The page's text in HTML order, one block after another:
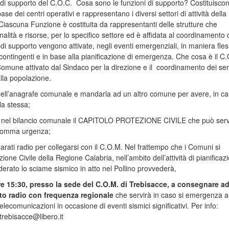
supporto del C.O.C. Cosa sono le funzioni di supporto?
dei centri operativi e rappresentano i diversi settori di attività della
Funzione è costituita da rappresentanti delle strutture che
e risorse, per lo specifico settore ed è affidata al coordinamento
supporto vengono attivate, negli eventi emergenziali, in maniera
e in base alla pianificazione di emergenza. Che cosa è il
attivato dal Sindaco per la direzione e il coordinamento dei
popolazione.
comunale e mandarla ad un altro comune per avere, in
stessa;
bilancio comunale il CAPITOLO PROTEZIONE CIVILE che può
urgenza;
radio per collegarsi con il C.O.M. Nel frattempo che i Comuni si
Civile della Regione Calabria, nell’ambito dell’attività di
lo sciame sismico in atto nel Pollino provvederà,
15:30, presso la sede del C.O.M. di Trebisacce, a consegnare ad
radio con frequenza regionale che servirà in caso si emergenza
in occasione di eventi sismici significativi. Per info: